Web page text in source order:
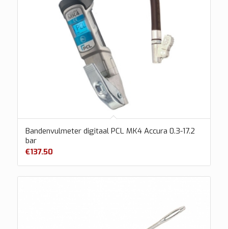
Bandenvulmeter digitaal PCL MK4 Accura 0.3-17.2
bar
€137.50